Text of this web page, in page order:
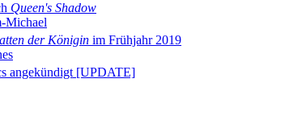
Queen's Shadow
Michael
der Königin im Frühjahr 2019
angekündigt [UPDATE]